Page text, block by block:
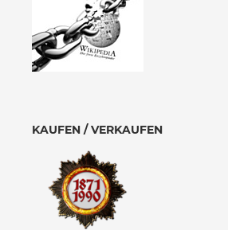
KAUFEN / VERKAUFEN